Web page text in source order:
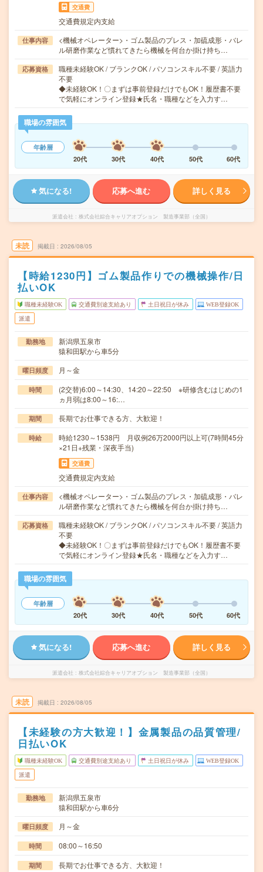
交通費
交通費規定内支給
仕事内容
<機械オペレーター>・ゴム製品のプレス・加硫成形・バレ
ル研磨作業など慣れてきたら機械を何台か掛け持ち…
応募資格
職種未経験OK / ブランクOK / パソコンスキル不要 / 英語力
不要
◆未経験OK！〇まずは事前登録だけでもOK！履歴書不要
で気軽にオンライン登録★氏名・職種などを入力す…
職場の雰囲気
年齢層
20代
30代 40代 50代 60代
気になる! 応募へ進む 詳しく見る
派遣会社 株式会社綜合キャリアオプション 製造事業部（全国）
未読 掲載日 2026/08/05
【時給1230円】ゴム製品作りでの機械操作/日
払いOK
職種未経験OK 交通費別途支給あり 土日祝日が休み WEB登録OK
派遣
勤務地
新潟県五泉市
猿和田駅から車5分
曜日頻度 月～金
時間
(2交替)6:00～14:30、14:20～22:50 ※研修含むはじめの1
ヵ月弱は8:00～16:…
期間 長期でお仕事できる方、大歓迎！
時給
時給1230～1538円 月収例26万2000円以上可(7時間45分
×21日+残業・深夜手当)
交通費
交通費規定内支給
仕事内容
<機械オペレーター>・ゴム製品のプレス・加硫成形・バレ
ル研磨作業など慣れてきたら機械を何台か掛け持ち…
応募資格
職種未経験OK / ブランクOK / パソコンスキル不要 / 英語力
不要
◆未経験OK！〇まずは事前登録だけでもOK！履歴書不要
で気軽にオンライン登録★氏名・職種などを入力す…
職場の雰囲気
年齢層
20代
30代 40代 50代 60代
気になる! 応募へ進む 詳しく見る
派遣会社 株式会社綜合キャリアオプション 製造事業部（全国）
未読 掲載日 2026/08/05
【未経験の方大歓迎！】金属製品の品質管理/
日払いOK
職種未経験OK 交通費別途支給あり 土日祝日が休み WEB登録OK
派遣
勤務地
新潟県五泉市
猿和田駅から車6分
曜日頻度 月～金
時間 08:00～16:50
期間 長期でお仕事できる方、大歓迎！